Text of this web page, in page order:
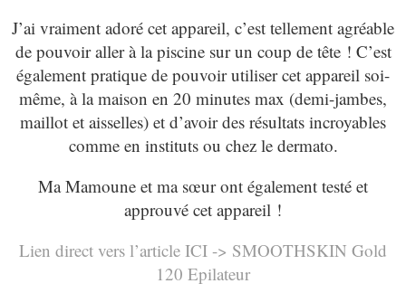
J’ai vraiment adoré cet appareil, c’est tellement agréable
de pouvoir aller à la piscine sur un coup de tête ! C’est
également pratique de pouvoir utiliser cet appareil soi-
même, à la maison en 20 minutes max (demi-jambes,
maillot et aisselles) et d’avoir des résultats incroyables
comme en instituts ou chez le dermato.
Ma Mamoune et ma sœur ont également testé et
approuvé cet appareil !
Lien direct vers l’article ICI -> SMOOTHSKIN Gold
120 Epilateur